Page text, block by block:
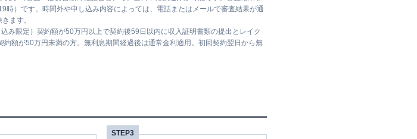
）です。時間外や申し込み内容によっては、電話またはメールで審査結果が通
ます。
み限定）契約額が50万円以上で契約後59日以内に収入証明書類の提出とレイク
額が50万円未満の方。無利息期間経過後は通常金利適用。初回契約翌日から無
STEP3